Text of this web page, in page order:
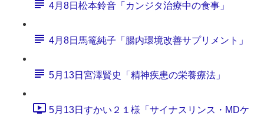
4月8日松本鈴音「カンジタ治療中の食事」
4月8日馬篭純子「腸内環境改善サプリメント」
5月13日宮澤賢史「精神疾患の栄養療法」
5月13日すかい２１様「サイナスリンス・MDケ